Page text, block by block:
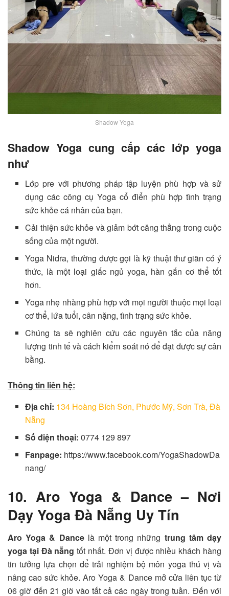
Shadow Yoga
Shadow Yoga cung cấp các lớp yoga
như
Lớp pre với phương pháp tập luyện phù hợp và sử
dụng các công cụ Yoga cổ điển phù hợp tình trạng
sức khỏe cá nhân của bạn.
Cải thiện sức khỏe và giảm bớt căng thẳng trong cuộc
sống của một người.
Yoga Nidra, thường được gọi là kỹ thuật thư giãn có ý
thức, là một loại giấc ngủ yoga, hàn gắn cơ thể tốt
hơn.
Yoga nhẹ nhàng phù hợp với mọi người thuộc mọi loại
cơ thể, lứa tuổi, cân nặng, tình trạng sức khỏe.
Chúng ta sẽ nghiên cứu các nguyên tắc của năng
lượng tinh tế và cách kiểm soát nó để đạt được sự cân
bằng.
Thông tin liên hệ:
Địa chỉ: 134 Hoàng Bích Sơn, Phước Mỹ, Sơn Trà, Đà
Nẵng
Số điện thoại:0774 129 897
Fanpage: https://www.facebook.com/YogaShadowDa
nang/
10. Aro Yoga & Dance – Nơi
Dạy Yoga Đà Nẵng Uy Tín
Aro Yoga & Dancelà một trong những trung tâm dạy
yoga tại Đà nẵng tốt nhất. Đơn vị được nhiều khách hàng
tin tưởng lựa chọn để trải nghiệm bộ môn yoga thú vị và
nâng cao sức khỏe. Aro Yoga & Dance mở cửa liên tục từ
06 giờ đến 21 giờ vào tất cả các ngày trong tuần. Đến với